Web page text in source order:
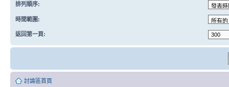
排列順序:
時間範圍:
返回第一頁:
討論區首頁